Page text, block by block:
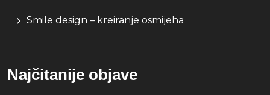
Smile design – kreiranje osmijeha
Najčitanije objave